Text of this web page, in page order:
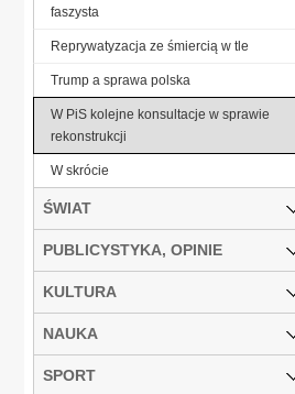
faszysta
Reprywatyzacja ze śmiercią w tle
Trump a sprawa polska
W PiS kolejne konsultacje w sprawie
rekonstrukcji
W skrócie
ŚWIAT
PUBLICYSTYKA, OPINIE
KULTURA
NAUKA
SPORT